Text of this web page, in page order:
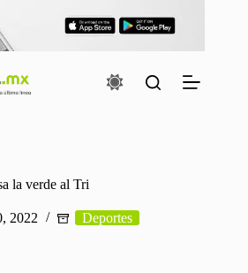
la verde al Tri
2022 Deportes